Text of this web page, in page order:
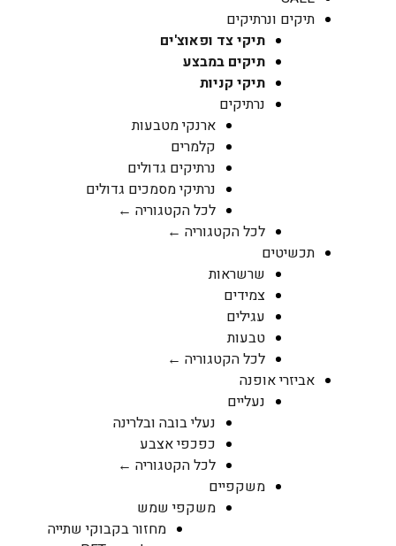
תיקים ונרתיקים
תיקי צד ופאוצ'ים
תיקים במבצע
תיקי קניות
נרתיקים
ארנקי מטבעות
קלמרים
נרתיקים גדולים
נרתיקי מסמכים גדולים
לכל הקטגוריה ←
לכל הקטגוריה ←
תכשיטים
שרשראות
צמידים
עגילים
טבעות
לכל הקטגוריה ←
אביזרי אופנה
נעליים
נעלי בובה ובלרינה
כפכפי אצבע
לכל הקטגוריה ←
משקפיים
משקפי שמש
מחזור בקבוקי שתייה